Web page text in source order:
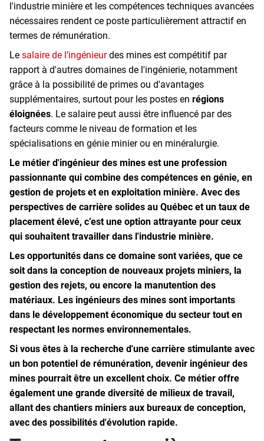
l'industrie minière et les compétences techniques avancées
nécessaires rendent ce poste particulièrement attractif en
termes de rémunération.
Le salaire de l’ingénieurdes mines est compétitif par
rapport à d'autres domaines de l'ingénierie, notamment
grâce à la possibilité de primes ou d'avantages
supplémentaires, surtout pour les postes en régions
éloignées. Le salaire peut aussi être influencé par des
facteurs comme le niveau de formation et les
spécialisations en génie minier ou en minéralurgie.
Le métier d'ingénieur des mines est une profession
passionnante qui combine des compétences en génie, en
gestion de projets et en exploitation minière. Avec des
perspectives de carrière solides au Québec et un taux de
placement élevé, c’est une option attrayante pour ceux
qui souhaitent travailler dans l'industrie minière.
Les opportunités dans ce domaine sont variées, que ce
soit dans la conception de nouveaux projets miniers, la
gestion des rejets, ou encore la manutention des
matériaux. Les ingénieurs des mines sont importants
dans le développement économique du secteur tout en
respectant les normes environnementales.
Si vous êtes à la recherche d'une carrière stimulante avec
un bon potentiel de rémunération, devenir ingénieur des
mines pourrait être un excellent choix. Ce métier offre
également une grande diversité de milieux de travail,
allant des chantiers miniers aux bureaux de conception,
avec des possibilités d'évolution rapide.